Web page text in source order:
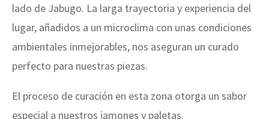
lado de Jabugo. La larga trayectoria y experiencia del
lugar, añadidos a un microclima con unas condiciones
ambientales inmejorables, nos aseguran un curado
perfecto para nuestras piezas.
El proceso de curación en esta zona otorga un sabor
especial a nuestros jamones y paletas.